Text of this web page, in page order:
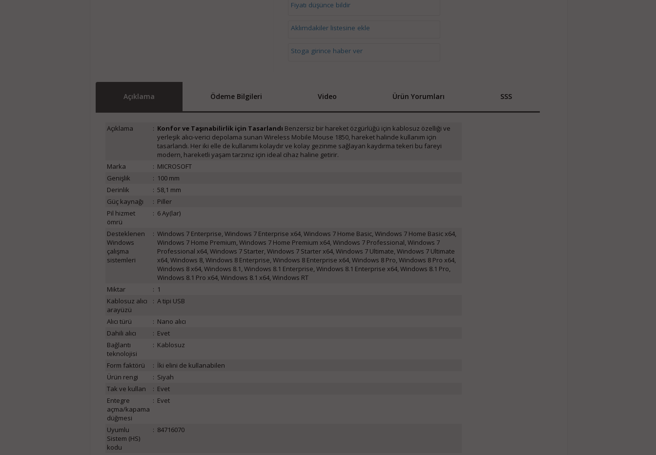
Fiyatı düşünce bildir
Aklımdakiler listesine ekle
Stoga girince haber ver
Açıklama Ödeme Bilgileri Video Ürün Yorumları SSS
Açıklama : Konfor ve Taşınabilirlik için Tasarlandı Benzersiz bir hareket özgürlüğü için kablosuz özelliği ve
yerleşik alıcı-verici depolama sunan Wireless Mobile Mouse 1850, hareket halinde kullanım için
tasarlandı. Her iki elle de kullanımı kolaydır ve kolay gezinme sağlayan kaydırma tekeri bu fareyi
modern, hareketli yaşam tarzınız için ideal cihaz haline getirir.
Marka
: MICROSOFT
Genişlik
: 100 mm
Derinlik
: 58,1 mm
Güç kaynağı
: Piller
Pil hizmet
ömrü
: 6 Ay(lar)
Desteklenen
Windows
çalışma
sistemleri
: Windows 7 Enterprise, Windows 7 Enterprise x64, Windows 7 Home Basic, Windows 7 Home Basic x64,
Windows 7 Home Premium, Windows 7 Home Premium x64, Windows 7 Professional, Windows 7
Professional x64, Windows 7 Starter, Windows 7 Starter x64, Windows 7 Ultimate, Windows 7 Ultimate
x64, Windows 8, Windows 8 Enterprise, Windows 8 Enterprise x64, Windows 8 Pro, Windows 8 Pro x64,
Windows 8 x64, Windows 8.1, Windows 8.1 Enterprise, Windows 8.1 Enterprise x64, Windows 8.1 Pro,
Windows 8.1 Pro x64, Windows 8.1 x64, Windows RT
Miktar
: 1
Kablosuz alıcı
arayüzü
: A tipi USB
Alıcı türü : Nano alıcı
Dahili alıcı
: Evet
Bağlantı
teknolojisi
: Kablosuz
Form faktörü : İki elini de kullanabilen
Ürün rengi
: Siyah
Tak ve kullan
: Evet
Entegre
açma/kapama
düğmesi
: Evet
Uyumlu
Sistem (HS)
kodu
: 84716070